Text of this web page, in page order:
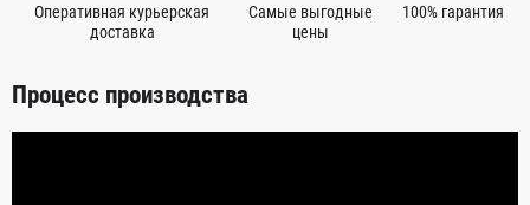
Оперативная курьерская
доставка
Самые выгодные
цены
100% гарантия
Процесс производства